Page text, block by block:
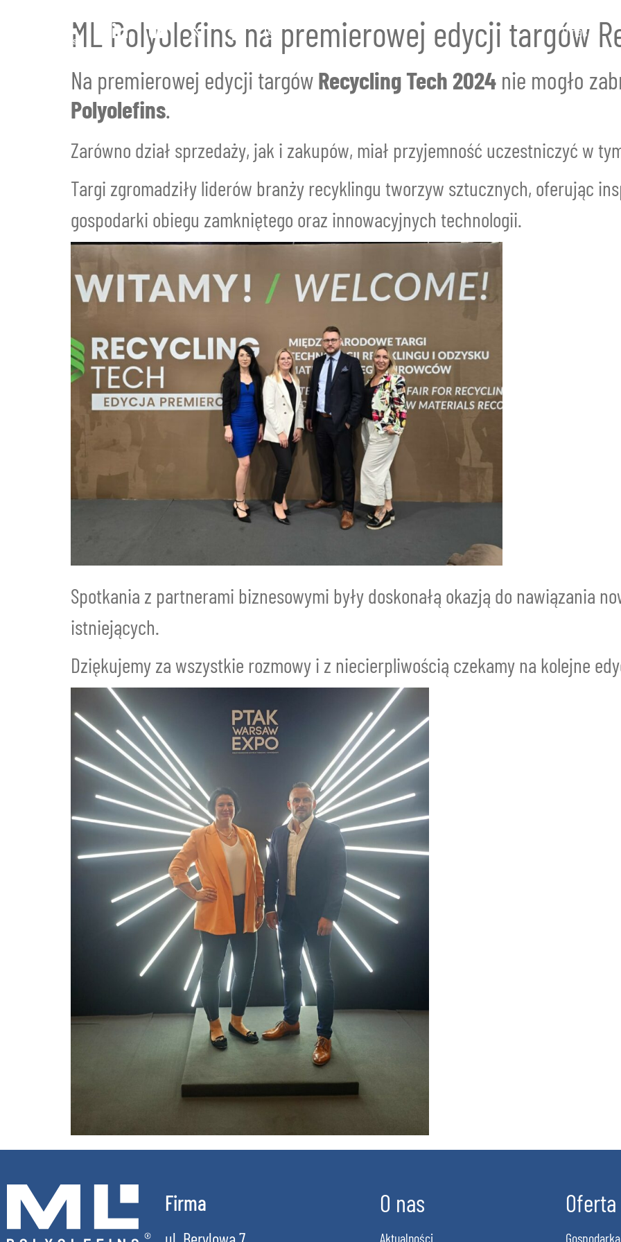
O nas
ML Polyolefins na premierowej edycji targów
Na premierowej edycji targówRecycling Tech 2024 nie mogło
Polyolefins.
Zarówno dział sprzedaży, jak i zakupów, miał przyjemność uczestniczyć w
Targi zgromadziły liderów branży recyklingu tworzyw sztucznych, oferując
gospodarki obiegu zamkniętego oraz innowacyjnych technologii.
Spotkania z partnerami biznesowymi były doskonałą okazją do nawiązania
istniejących.
Dziękujemy za wszystkie rozmowy i z niecierpliwością czekamy na kolejne
Firma O nas
Aktualności
Oferta